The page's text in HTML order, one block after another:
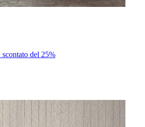
del 25%